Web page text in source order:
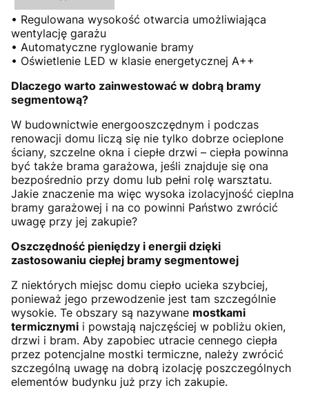
• Regulowana wysokość otwarcia umożliwiająca
wentylację garażu
• Automatyczne ryglowanie bramy
• Oświetlenie LED w klasie energetycznej A++
Dlaczego warto zainwestować w dobrą bramy
segmentową?
W budownictwie energooszczędnym i podczas
renowacji domu liczą się nie tylko dobrze ocieplone
ściany, szczelne okna i ciepłe drzwi – ciepła powinna
być także brama garażowa, jeśli znajduje się ona
bezpośrednio przy domu lub pełni rolę warsztatu.
Jakie znaczenie ma więc wysoka izolacyjność cieplna
bramy garażowej i na co powinni Państwo zwrócić
uwagę przy jej zakupie?
Oszczędność pieniędzy i energii dzięki
zastosowaniu ciepłej bramy segmentowej
Z niektórych miejsc domu ciepło ucieka szybciej,
ponieważ jego przewodzenie jest tam szczególnie
wysokie. Te obszary są nazywane mostkami
termicznymi i powstają najczęściej w pobliżu okien,
drzwi i bram. Aby zapobiec utracie cennego ciepła
przez potencjalne mostki termiczne, należy zwrócić
szczególną uwagę na dobrą izolację poszczególnych
elementów budynku już przy ich zakupie.